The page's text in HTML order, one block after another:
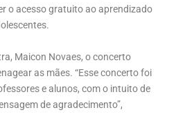
o acesso gratuito ao aprendizado
Maicon Novaes, o concerto
as mães. “Esse concerto foi
e alunos, com o intuito de
de agradecimento”,